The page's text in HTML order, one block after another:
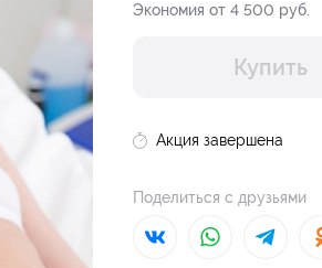
Экономия от 4 500 руб.
Купить
Акция завершена
Поделиться с друзьями